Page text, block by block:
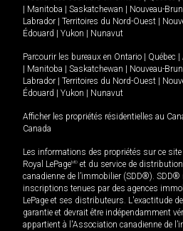
Manitoba Saskatchewan Nouveau-
Labrador
Territoires du Nord-Ouest
Édouard
Yukon Nunavut
Parcourir les bureaux en Ontario Québec
Manitoba Saskatchewan Nouveau-
Labrador
Territoires du Nord-Ouest
Édouard
Yukon Nunavut
Afficher les propriétés résidentielles au
Canada
Les informations des propriétés sur ce
Royal LePageMD et du service de
canadienne de l’immobilier (SDD®). SDD®
inscriptions tenues par des agences
LePage et ses distributeurs. L'exactitude
garantie et devrait être indépendamment
appartient à l'Association canadienne de